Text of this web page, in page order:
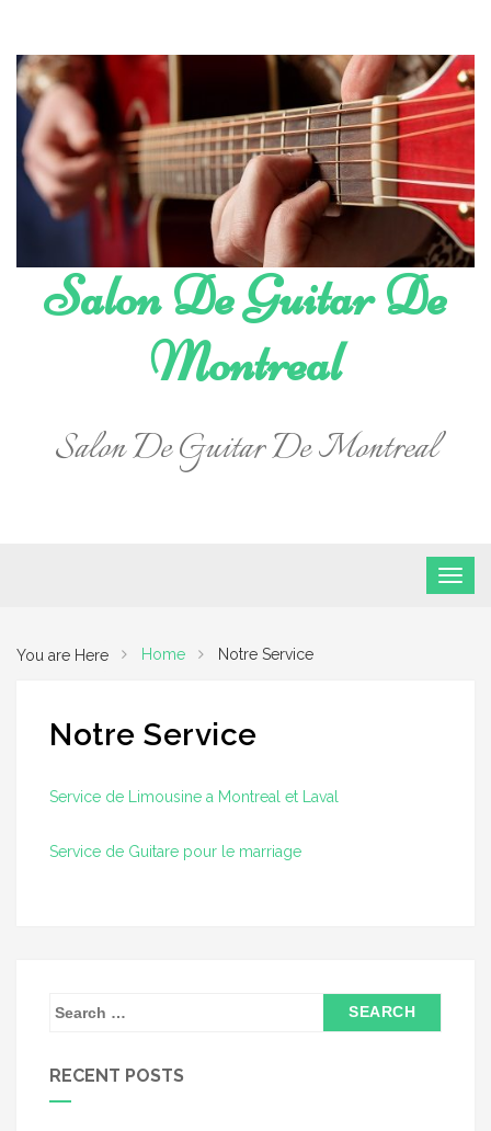
content
Salon De Guitar De
Montreal
Salon De Guitar De Montreal
You are Here Home Notre Service
Notre Service
Service de Limousine a Montreal et Laval
Service de Guitare pour le marriage
S
RECENT POSTS